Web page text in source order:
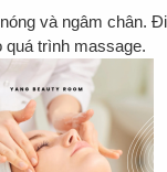
và ngâm chân.
quá trình massage.